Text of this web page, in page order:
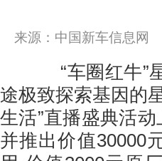
来源：中国新车信息
“车圈红牛”星
途极致探索基因的
生活”直播盛典活
并推出价值30000